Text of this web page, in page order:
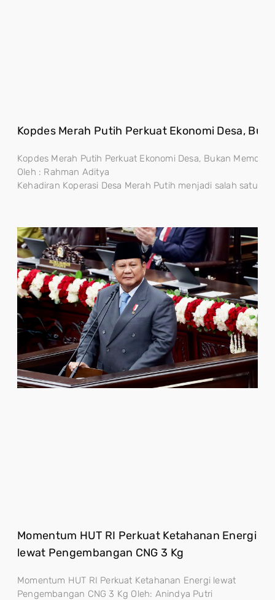
Kopdes Merah Putih Perkuat Ekonomi Desa,
Kopdes Merah Putih Perkuat Ekonomi Desa, Bukan
Oleh : Rahman Aditya
Kehadiran Koperasi Desa Merah Putih menjadi salah satu
Momentum HUT RI Perkuat Ketahanan Energi
lewat Pengembangan CNG 3 Kg
Momentum HUT RI Perkuat Ketahanan Energi lewat
Pengembangan CNG 3 Kg Oleh: Anindya Putri